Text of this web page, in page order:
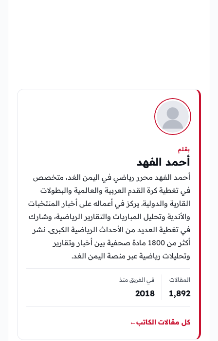
بقلم
أحمد الفهد
أحمد الفهد محرر رياضي في اليمن الغد، متخصص
في تغطية كرة القدم العربية والعالمية والبطولات
القارية والدولية. يركز في أعماله على أخبار المنتخبات
والأندية وتحليل المباريات والتقارير الرياضية، وشارك
في تغطية العديد من الأحداث الرياضية الكبرى. نشر
أكثر من 1800 مادة صحفية بين أخبار وتقارير
وتحليلات رياضية عبر منصة اليمن الغد.
المقالات
1٬892
في الفريق منذ
2018
كل مقالات الكاتب←